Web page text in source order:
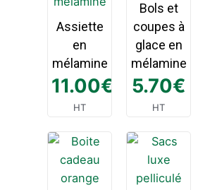
Assiette
en
mélamine
11.00€
HT
Bols et
coupes à
glace en
mélamine
5.70€
HT